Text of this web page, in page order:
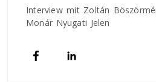
Interview mit Zoltán
Monár Nyugati Jelen